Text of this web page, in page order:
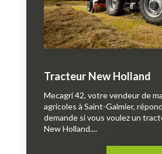
Tracteur New Holland
Mecagri 42, votre vendeur de
agricoles à Saint-Galmier,
demande si vous voulez un
New Holland....